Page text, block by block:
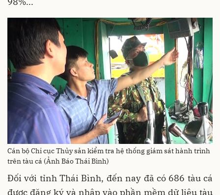
Cán bộ Chi cục Thủy sản kiểm tra hệ thống giám sát hành trình
trên tàu cá (Ảnh Báo Thái Bình)
Đối với tỉnh Thái Bình, đến nay đã có 686 tàu cá
được đăng ký và nhập vào phần mềm dữ liệu tàu